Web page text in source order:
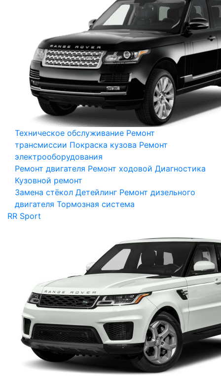
Техническое обслуживание Ремонт
трансмиссии Покраска кузова Ремонт
электрооборудования
Ремонт двигателя Ремонт ходовой Диагностика
Кузовной ремонт
Замена стёкол Детейлинг Ремонт дизельного
двигателя Тормозная система
RR Sport